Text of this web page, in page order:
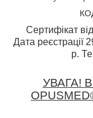
Сертифікат
Дата реєстрації
р.
УВАГА!